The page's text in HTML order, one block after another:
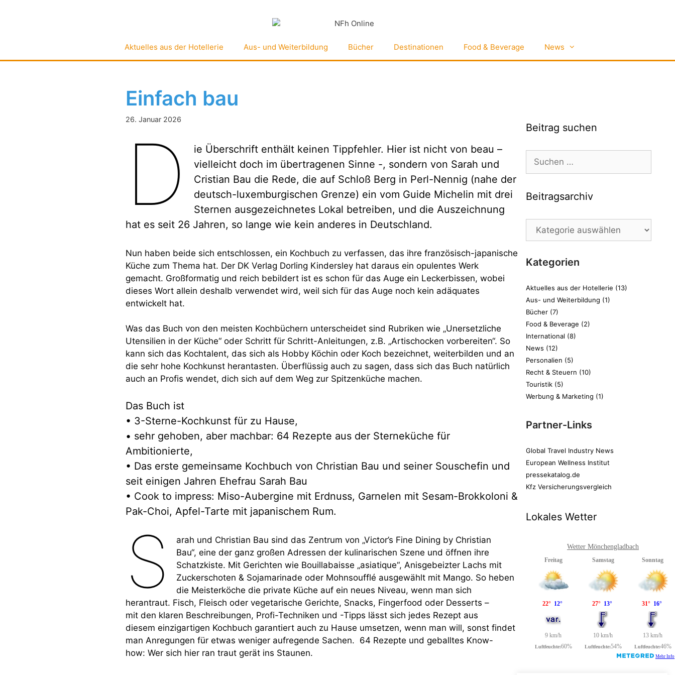
Aktuelles aus der Hotellerie Aus- und Weiterbildung Bücher Destinationen Food & Beverage News
Einfach bau
26. Januar 2026
D
ie Überschrift enthält keinen Tippfehler. Hier ist nicht von beau –
vielleicht doch im übertragenen Sinne -, sondern von Sarah und
Cristian Bau die Rede, die auf Schloß Berg in Perl-Nennig (nahe der
deutsch-luxemburgischen Grenze) ein vom Guide Michelin mit drei
Sternen ausgezeichnetes Lokal betreiben, und die Auszeichnung
hat es seit 26 Jahren, so lange wie kein anderes in Deutschland.
Nun haben beide sich entschlossen, ein Kochbuch zu verfassen, das ihre französisch-japanische
Küche zum Thema hat. Der DK Verlag Dorling Kindersley hat daraus ein opulentes Werk
gemacht. Großformatig und reich bebildert ist es schon für das Auge ein Leckerbissen, wobei
dieses Wort allein deshalb verwendet wird, weil sich für das Auge noch kein adäquates
entwickelt hat.
Was das Buch von den meisten Kochbüchern unterscheidet sind Rubriken wie „Unersetzliche
Utensilien in der Küche“ oder Schritt für Schritt-Anleitungen, z.B. „Artischocken vorbereiten“. So
kann sich das Kochtalent, das sich als Hobby Köchin oder Koch bezeichnet, weiterbilden und an
die sehr hohe Kochkunst herantasten. Überflüssig auch zu sagen, dass sich das Buch natürlich
auch an Profis wendet, dich sich auf dem Weg zur Spitzenküche machen.
Das Buch ist
• 3-Sterne-Kochkunst für zu Hause,
• sehr gehoben, aber machbar: 64 Rezepte aus der Sterneküche für
Ambitionierte,
• Das erste gemeinsame Kochbuch von Christian Bau und seiner Souschefin und
seit einigen Jahren Ehefrau Sarah Bau
• Cook to impress: Miso-Aubergine mit Erdnuss, Garnelen mit Sesam-Brokkoloni &
Pak-Choi, Apfel-Tarte mit japanischem Rum.
S
arah und Christian Bau sind das Zentrum von „Victor’s Fine Dining by Christian
Bau“, eine der ganz großen Adressen der kulinarischen Szene und öffnen ihre
Schatzkiste. Mit Gerichten wie Bouillabaisse „asiatique“, Anisgebeizter Lachs mit
Zuckerschoten & Sojamarinade oder Mohnsoufflé ausgewählt mit Mango. So heben
die Meisterköche die private Küche auf ein neues Niveau, wenn man sich
herantraut. Fisch, Fleisch oder vegetarische Gerichte, Snacks, Fingerfood oder Desserts –
mit den klaren Beschreibungen, Profi-Techniken und -Tipps lässt sich jedes Rezept aus
diesem einzigartigen Kochbuch garantiert auch zu Hause umsetzen, wenn man will, sonst findet
man Anregungen für etwas weniger aufregende Sachen. 64 Rezepte und geballtes Know-
how: Wer sich hier ran traut gerät ins Staunen.
Beitrag suchen
nach:
Beitragsarchiv
Beitragsarchiv
Kategorien
Aktuelles aus der Hotellerie (13)
Aus- und Weiterbildung (1)
Bücher (7)
Food & Beverage (2)
International (8)
News (12)
Personalien (5)
Recht & Steuern (10)
Touristik (5)
Werbung & Marketing (1)
Partner-Links
Global Travel Industry News
European Wellness Institut
pressekatalog.de
Kfz Versicherungsvergleich
Lokales Wetter
Wetter Mönchengladbach